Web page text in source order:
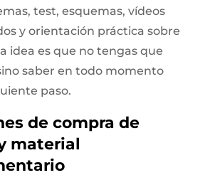
test, esquemas, vídeos
y orientación práctica sobre
idea es que no tengas que
saber en todo momento
paso.
de compra de
material